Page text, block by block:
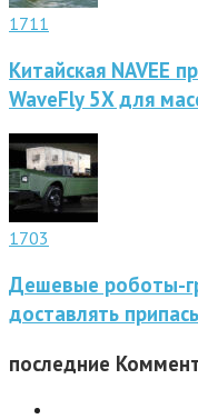
1711
Китайская NAVEE
WaveFly 5X для
1703
Дешевые роботы-
доставлять
последние